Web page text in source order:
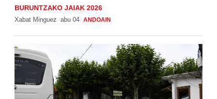
BURUNTZAKO JAIAK 2026
Xabat Minguez abu 04 ANDOAIN